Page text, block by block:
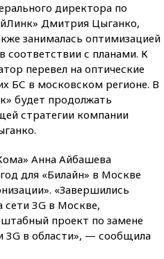
директора по
Дмитрия Цыганко,
занималась оптимизацией
соответствии с планами. К
перевел на оптические
БС в московском регионе. В
будет продолжать
стратегии компании
Анна Айбашева
для «Билайн» в Москве
«Завершились
сети 3G в Москве,
проект по замене
3G в области», — сообщила